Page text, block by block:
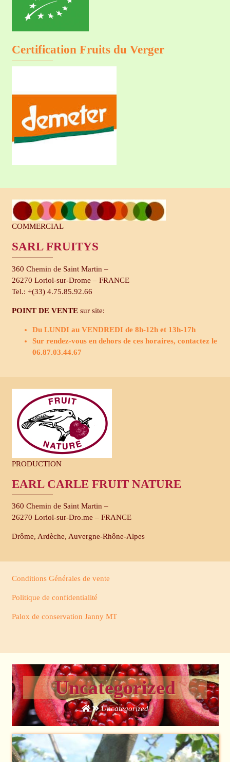
Certification Fruits du Verger
COMMERCIAL
SARL FRUITYS
360 Chemin de Saint Martin –
26270 Loriol-sur-Drome – FRANCE
Tel.: +(33) 4.75.85.92.66
POINT DE VENTE sur site:
Du LUNDI au VENDREDI de 8h-12h et 13h-17h
Sur rendez-vous en dehors de ces horaires, contactez le
06.87.03.44.67
PRODUCTION
EARL CARLE FRUIT NATURE
360 Chemin de Saint Martin –
26270 Loriol-sur-Dro.me – FRANCE
Drôme, Ardèche, Auvergne-​Rhône-Alpes
Conditions Générales de vente
Politique de confidentialité
Palox de conservation Janny MT
Uncategorized
Uncategorized